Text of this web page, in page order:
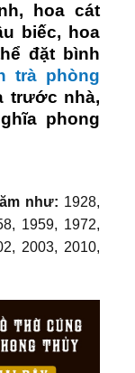
hoa cát
biếc, hoa
đặt bình
trà phòng
trước nhà,
phong
như: 1928,
1959, 1972,
2003, 2010,